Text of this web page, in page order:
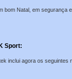
bom Natal, em segurança
Sport:
inclui agora os seguintes